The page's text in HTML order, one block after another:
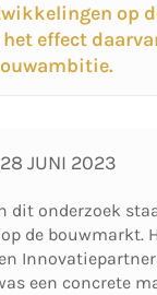
op
effect
28 JUNI 2023
dit onderzoek
de bouwmarkt.
een concrete